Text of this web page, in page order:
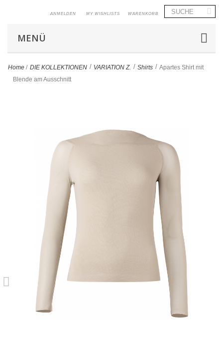
WARENKORB
MY WISHLISTS
ANMELDEN
MENÜ
Home / DIE KOLLEKTIONEN > VARIATION Z. > Shirts > Apartes Shirt mit
Blende am Ausschnitt